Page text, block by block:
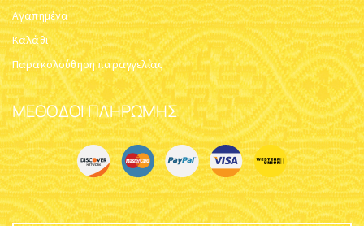
Αγαπημένα
Καλάθι
Παρακολούθηση παραγγελίας
ΜΈΘΟΔΟΙ ΠΛΗΡΩΜΉΣ